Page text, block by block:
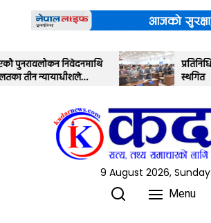
contentप्रतिनिधिसभाको बैठक साउन २२ गतेसम्मका लागि
स्थगित
9 August 2026, Sunday
Menu